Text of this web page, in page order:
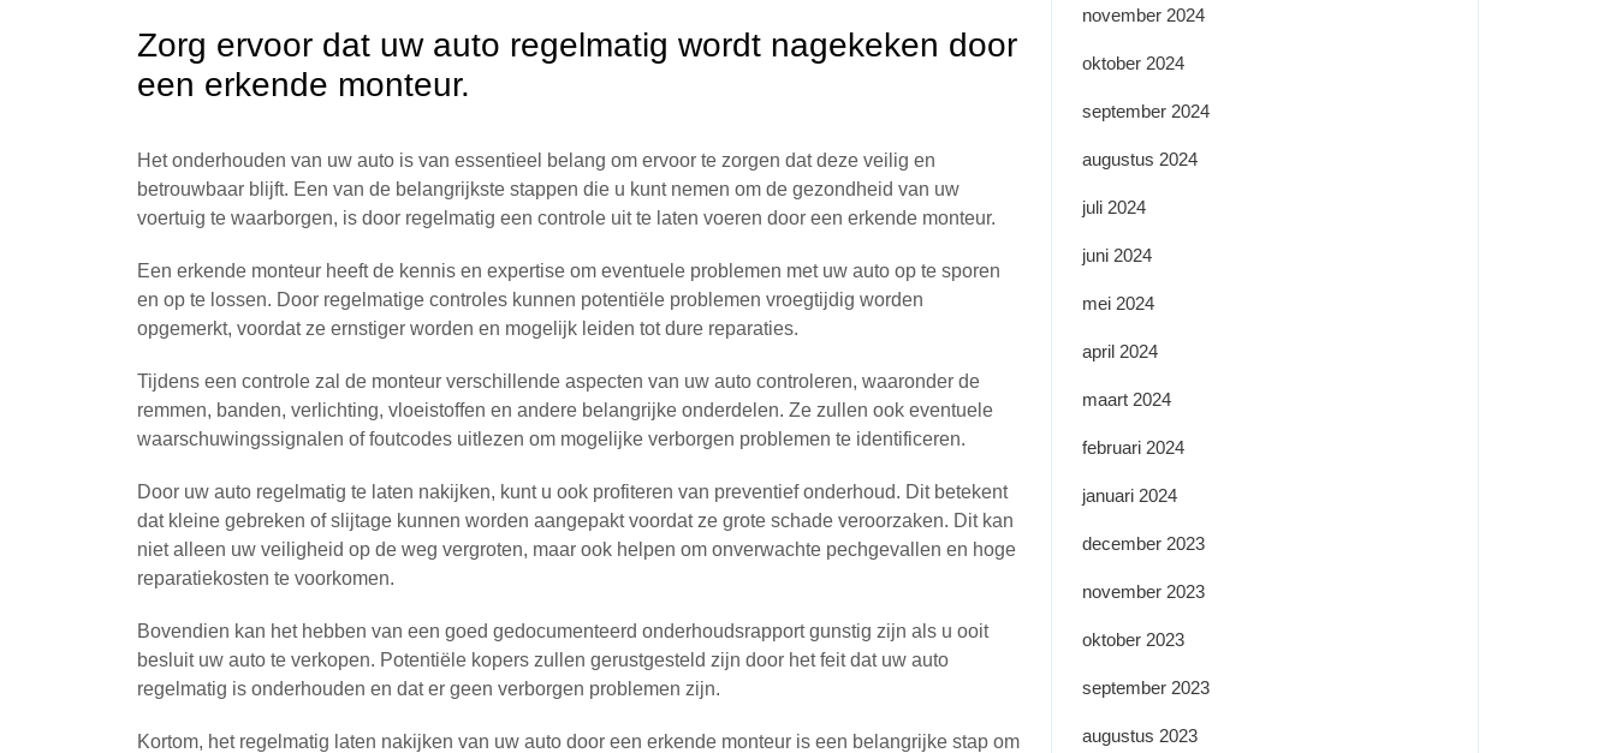
Zorg ervoor dat uw auto regelmatig wordt nagekeken door
een erkende monteur.
Het onderhouden van uw auto is van essentieel belang om ervoor te zorgen dat deze veilig en
betrouwbaar blijft. Een van de belangrijkste stappen die u kunt nemen om de gezondheid van uw
voertuig te waarborgen, is door regelmatig een controle uit te laten voeren door een erkende monteur.
Een erkende monteur heeft de kennis en expertise om eventuele problemen met uw auto op te sporen
en op te lossen. Door regelmatige controles kunnen potentiële problemen vroegtijdig worden
opgemerkt, voordat ze ernstiger worden en mogelijk leiden tot dure reparaties.
Tijdens een controle zal de monteur verschillende aspecten van uw auto controleren, waaronder de
remmen, banden, verlichting, vloeistoffen en andere belangrijke onderdelen. Ze zullen ook eventuele
waarschuwingssignalen of foutcodes uitlezen om mogelijke verborgen problemen te identificeren.
Door uw auto regelmatig te laten nakijken, kunt u ook profiteren van preventief onderhoud. Dit betekent
dat kleine gebreken of slijtage kunnen worden aangepakt voordat ze grote schade veroorzaken. Dit kan
niet alleen uw veiligheid op de weg vergroten, maar ook helpen om onverwachte pechgevallen en hoge
reparatiekosten te voorkomen.
Bovendien kan het hebben van een goed gedocumenteerd onderhoudsrapport gunstig zijn als u ooit
besluit uw auto te verkopen. Potentiële kopers zullen gerustgesteld zijn door het feit dat uw auto
regelmatig is onderhouden en dat er geen verborgen problemen zijn.
Kortom, het regelmatig laten nakijken van uw auto door een erkende monteur is een belangrijke stap om
november 2024
oktober 2024
september 2024
augustus 2024
juli 2024
juni 2024
mei 2024
april 2024
maart 2024
februari 2024
januari 2024
december 2023
november 2023
oktober 2023
september 2023
augustus 2023